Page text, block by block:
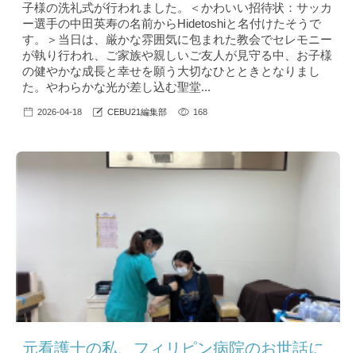
子様の洗礼式が行われました。＜かわいい招待状：サッカ
ー選手の中田英寿の名前からHidetoshiと名付けたそうで
す。＞当日は、厳かな雰囲気に包まれた教会でセレモニー
が執り行われ、ご家族や親しいご友人が見守る中、お子様
の健やかな成長と幸せを願う大切なひとときとなりまし
た。やわらかな光が差し込む聖堂...
2026-04-18 CEBU21編集部 168
元看護士の私、フィリピン病院のお世話に